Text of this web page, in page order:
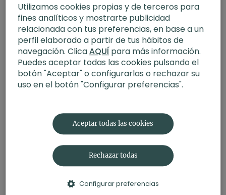
Utilizamos cookies propias y de terceros para
fines analíticos y mostrarte publicidad
relacionada con tus preferencias, en base a un
perfil elaborado a partir de tus hábitos de
navegación. ClicaAQUÍpara más información.
Puedes aceptar todas las cookies pulsando el
botón "Aceptar" o configurarlas o rechazar su
uso en el botón "Configurar preferencias".
Aceptar todas las cookies
Rechazar todas
Configurar preferencias